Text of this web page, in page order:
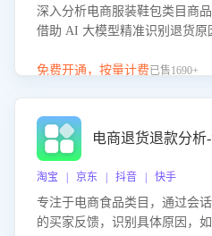
深入分析电商服装鞋包类目商
借助 AI 大模型精准识别退货原
议，助力商家优化产品或服务
免费开通，按量计费已售1690+
电商退货退款分
淘宝 | 京东 | 抖音 | 快手
专注于电商食品类目，通过会
的买家反馈，识别具体原因，